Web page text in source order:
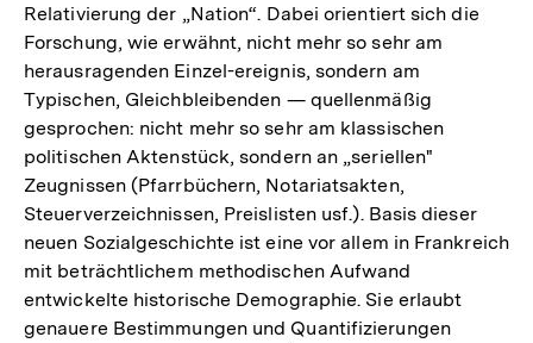
Relativierung der „Nation“. Dabei orientiert sich die
Forschung, wie erwähnt, nicht mehr so sehr am
herausragenden Einzel-ereignis, sondern am
Typischen, Gleichbleibenden — quellenmäßig
gesprochen: nicht mehr so sehr am klassischen
politischen Aktenstück, sondern an „seriellen"
Zeugnissen (Pfarrbüchern, Notariatsakten,
Steuerverzeichnissen, Preislisten usf.). Basis dieser
neuen Sozialgeschichte ist eine vor allem in Frankreich
mit beträchtlichem methodischen Aufwand
entwickelte historische Demographie. Sie erlaubt
genauere Bestimmungen und Quantifizierungen